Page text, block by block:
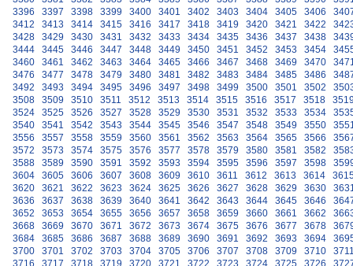
3396
3397 3398 3399 3400 3401 3402 3403 3404 3405 3406
3412
3413 3414 3415 3416 3417 3418 3419 3420 3421 3422
3428
3429 3430 3431 3432 3433 3434 3435 3436 3437 3438
3444
3445 3446 3447 3448 3449 3450 3451 3452 3453 3454
3460
3461 3462 3463 3464 3465 3466 3467 3468 3469 3470
3476
3477 3478 3479 3480 3481 3482 3483 3484 3485 3486
3492
3493 3494 3495 3496 3497 3498 3499 3500 3501 3502
3508
3509 3510 3511 3512 3513 3514 3515 3516 3517 3518
3524
3525 3526 3527 3528 3529 3530 3531 3532 3533 3534
3540
3541 3542 3543 3544 3545 3546 3547 3548 3549 3550
3556
3557 3558 3559 3560 3561 3562 3563 3564 3565 3566
3572
3573 3574 3575 3576 3577 3578 3579 3580 3581 3582
3588
3589 3590 3591 3592 3593 3594 3595 3596 3597 3598
3604
3605 3606 3607 3608 3609 3610 3611 3612 3613 3614
3620
3621 3622 3623 3624 3625 3626 3627 3628 3629 3630
3636
3637 3638 3639 3640 3641 3642 3643 3644 3645 3646
3652
3653 3654 3655 3656 3657 3658 3659 3660 3661 3662
3668
3669 3670 3671 3672 3673 3674 3675 3676 3677 3678
3684
3685 3686 3687 3688 3689 3690 3691 3692 3693 3694
3700
3701 3702 3703 3704 3705 3706 3707 3708 3709 3710
3716
3717 3718 3719 3720 3721 3722 3723 3724 3725 3726